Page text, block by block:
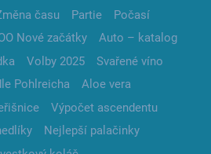
času Partie
Počasí
Nové začátky
Auto – katalog
Volby 2025
Svařené víno
Pohlreicha
Aloe vera
Výpočet ascendentu
Nejlepší palačinky